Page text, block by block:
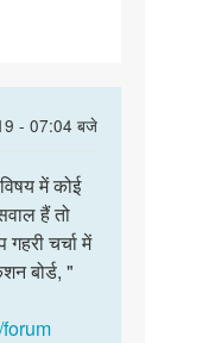
- 07:04 बजे
में कोई
हैं तो
चर्चा में
बोर्ड, "